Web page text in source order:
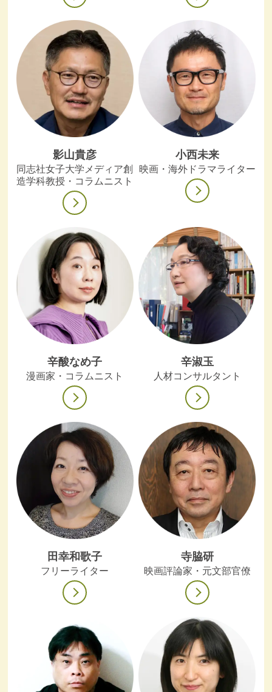
影山貴彦
同志社女子大学メディア創
造学科教授・コラムニスト
小西未来
映画・海外ドラマライター
辛酸なめ子
漫画家・コラムニスト
辛淑玉
人材コンサルタント
田幸和歌子
フリーライター
寺脇研
映画評論家・元文部官僚